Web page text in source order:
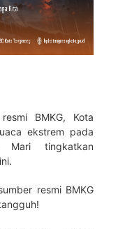
BMKG, Kota
ekstrem pada
tingkatkan
resmi BMKG